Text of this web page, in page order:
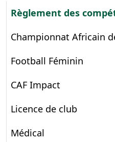
Règlement des
Championnat Africain
Football Féminin
CAF Impact
Licence de club
Médical